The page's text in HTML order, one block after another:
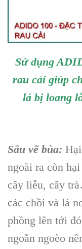
Sử dụng
rau cải giúp
lá bị loang
Sâu vẽ bùa:
ngoài ra còn
cây liễu, cây
các chồi và lá
phồng lên tới
ngoằn ngoèo